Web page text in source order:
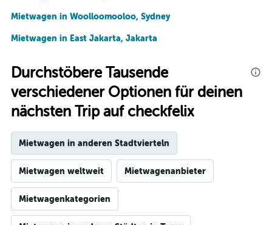
Mietwagen in Woolloomooloo, Sydney
Mietwagen in East Jakarta, Jakarta
Durchstöbere Tausende
verschiedener Optionen für deinen
nächsten Trip auf checkfelix
Mietwagen in anderen Stadtvierteln
Mietwagen weltweit Mietwagenanbieter
Mietwagenkategorien